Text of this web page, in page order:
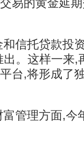
易的黄金延期
托贷款投资
出。这样一来,
台,将形成了
理方面,今